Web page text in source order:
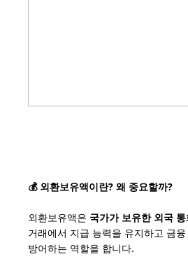
💰 외환보유액이란? 왜 중요할까?
외환보유액은 국가가 보유한 외국
거래에서 지급 능력을 유지하고 금
방어하는 역할을 합니다.